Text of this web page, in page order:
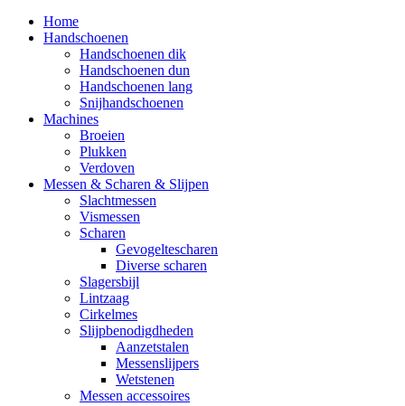
Home
Handschoenen
Handschoenen dik
Handschoenen dun
Handschoenen lang
Snijhandschoenen
Machines
Broeien
Plukken
Verdoven
Messen & Scharen & Slijpen
Slachtmessen
Vismessen
Scharen
Gevogeltescharen
Diverse scharen
Slagersbijl
Lintzaag
Cirkelmes
Slijpbenodigdheden
Aanzetstalen
Messenslijpers
Wetstenen
Messen accessoires